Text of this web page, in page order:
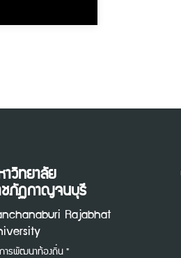
วิทยาลัย
ชภัฏกาญจนบุรี
Rajabhat
ารพัฒนาท้องถิ่น "